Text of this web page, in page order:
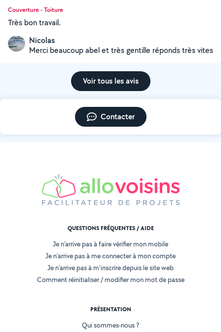
Couverture - Toiture
Très bon travail.
Nicolas
Merci beaucoup abel et très gentille réponds très vites
Voir tous les avis
Contacter
QUESTIONS FRÉQUENTES / AIDE
Je n'arrive pas à faire vérifier mon mobile
Je n'arrive pas à me connecter à mon compte
Je n'arrive pas à m'inscrire depuis le site web
Comment réinitialiser / modifier mon mot de passe
PRÉSENTATION
Qui sommes-nous ?